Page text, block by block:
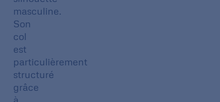
masculine.
Son
col
est
particulièrement
structuré
grâce